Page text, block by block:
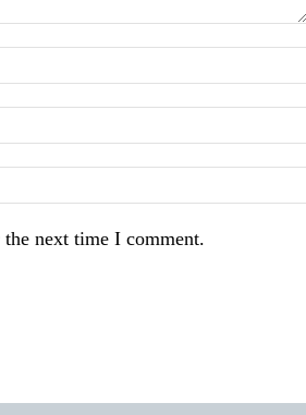
next time I comment.